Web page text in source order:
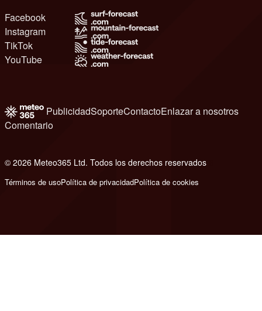
Facebook
Instagram
TikTok
YouTube
PublicidadSoporteContactoEnlazar a nosotros
Comentario
© 2026 Meteo365 Ltd. Todos los derechos reservados
Términos de usoPolítica de privacidadPolítica de cookies